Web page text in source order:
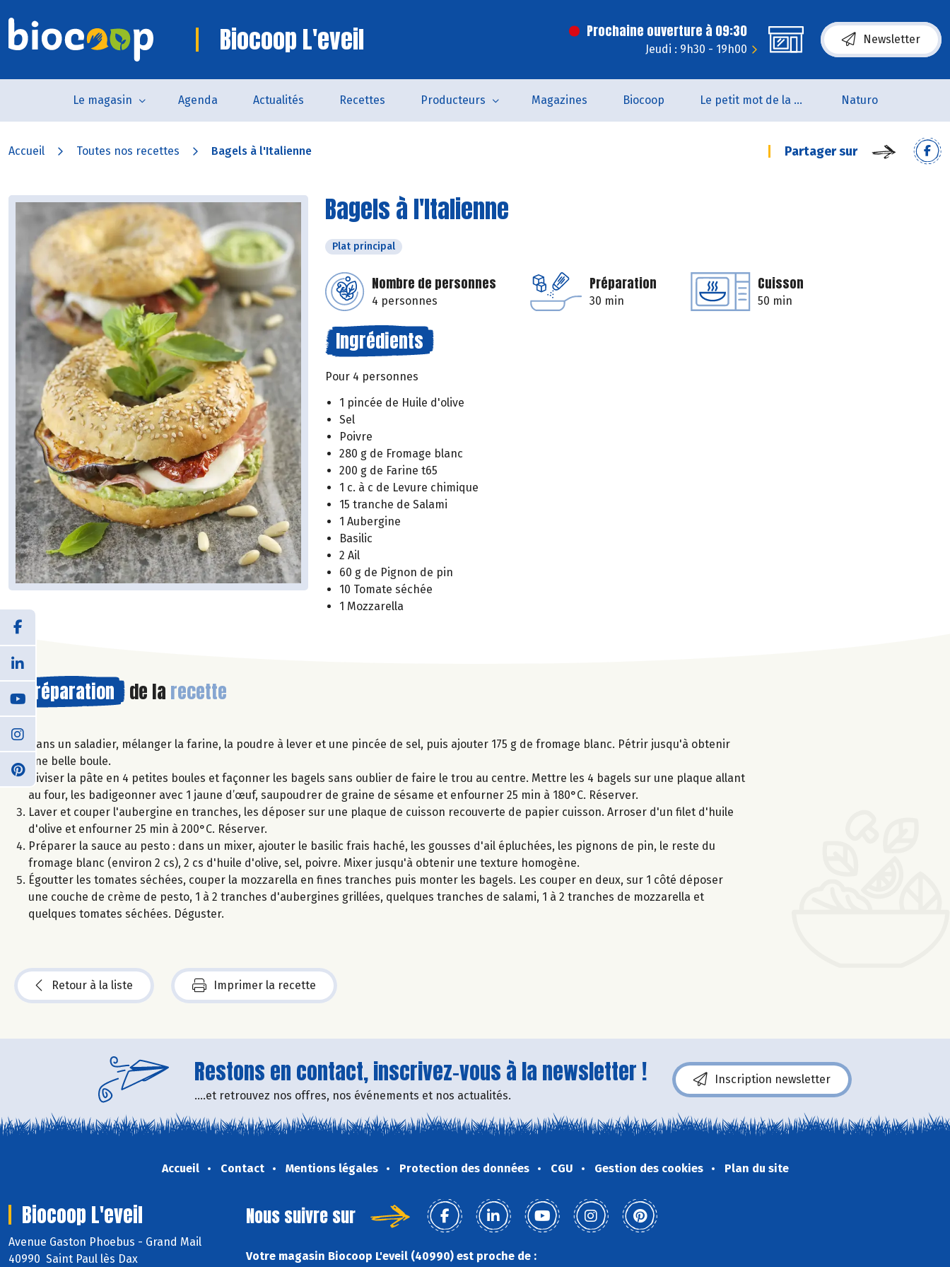
Biocoop L'eveil Prochaine ouverture à 09:30
Jeudi : 9h30 - 19h00
Newsletter
Le magasin Agenda Actualités Recettes Producteurs Magazines Biocoop Le petit mot de la naturo Naturo
Accueil Toutes nos recettes Bagels à l'Italienne Partager sur
Bagels à l'Italienne
Plat principal
Nombre de personnes
4 personnes
Préparation
30 min
Cuisson
50 min
Ingrédients
Pour 4 personnes
1 pincée de Huile d'olive
Sel
Poivre
280 g de Fromage blanc
200 g de Farine t65
1 c. à c de Levure chimique
15 tranche de Salami
1 Aubergine
Basilic
2 Ail
60 g de Pignon de pin
10 Tomate séchée
1 Mozzarella
Préparation de la recette
Dans un saladier, mélanger la farine, la poudre à lever et une pincée de sel, puis ajouter 175 g de fromage blanc. Pétrir jusqu'à obtenir
une belle boule.
Diviser la pâte en 4 petites boules et façonner les bagels sans oublier de faire le trou au centre. Mettre les 4 bagels sur une plaque allant
au four, les badigeonner avec 1 jaune d’œuf, saupoudrer de graine de sésame et enfourner 25 min à 180°C. Réserver.
Laver et couper l'aubergine en tranches, les déposer sur une plaque de cuisson recouverte de papier cuisson. Arroser d'un filet d'huile
d'olive et enfourner 25 min à 200°C. Réserver.
Préparer la sauce au pesto : dans un mixer, ajouter le basilic frais haché, les gousses d'ail épluchées, les pignons de pin, le reste du
fromage blanc (environ 2 cs), 2 cs d'huile d'olive, sel, poivre. Mixer jusqu'à obtenir une texture homogène.
Égoutter les tomates séchées, couper la mozzarella en fines tranches puis monter les bagels. Les couper en deux, sur 1 côté déposer
une couche de crème de pesto, 1 à 2 tranches d'aubergines grillées, quelques tranches de salami, 1 à 2 tranches de mozzarella et
quelques tomates séchées. Déguster.
Retour à la liste Imprimer la recette
Restons en contact, inscrivez-vous à la newsletter !
....et retrouvez nos offres, nos événements et nos actualités.
Inscription newsletter
Accueil Contact Mentions légales Protection des données CGU Gestion des cookies Plan du site
Biocoop L'eveil
Avenue Gaston Phoebus - Grand Mail
40990 Saint Paul lès Dax
Nous suivre sur
Votre magasin Biocoop L'eveil (40990) est proche de :